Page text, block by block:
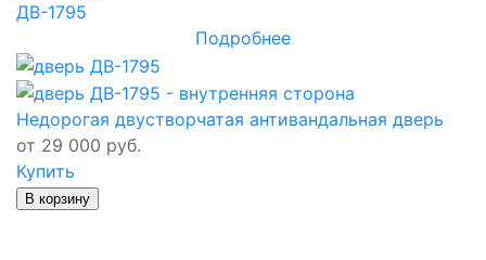
ДВ-1795
Подробнее
Недорогая двустворчатая антивандальная дверь
от 29 000 руб.
Купить
В корзину